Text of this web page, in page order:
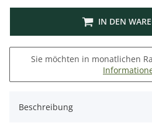
IN DEN
Sie möchten in monatlichen
Beschreibung